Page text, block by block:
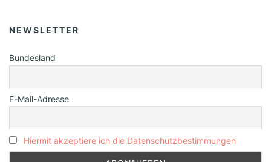
NEWSLETTER
Bundesland
E-Mail-Adresse
Hiermit akzeptiere ich die Datenschutzbestimmungen